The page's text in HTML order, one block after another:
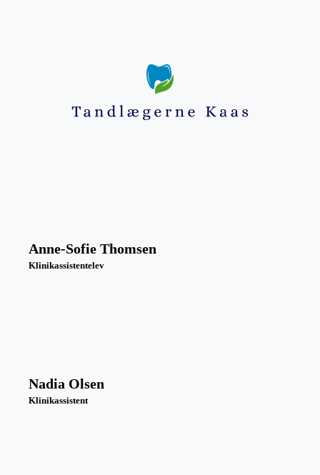
Anne-Sofie Thomsen
Klinikassistentelev
Nadia Olsen
Klinikassistent